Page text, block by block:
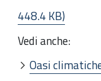
448.4 KB)
Vedi anche:
Oasi